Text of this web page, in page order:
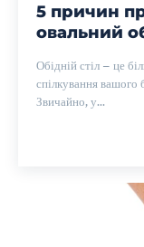
5 причин
овальний
Обідній стіл – це
спілкування вашого
Звичайно, у...